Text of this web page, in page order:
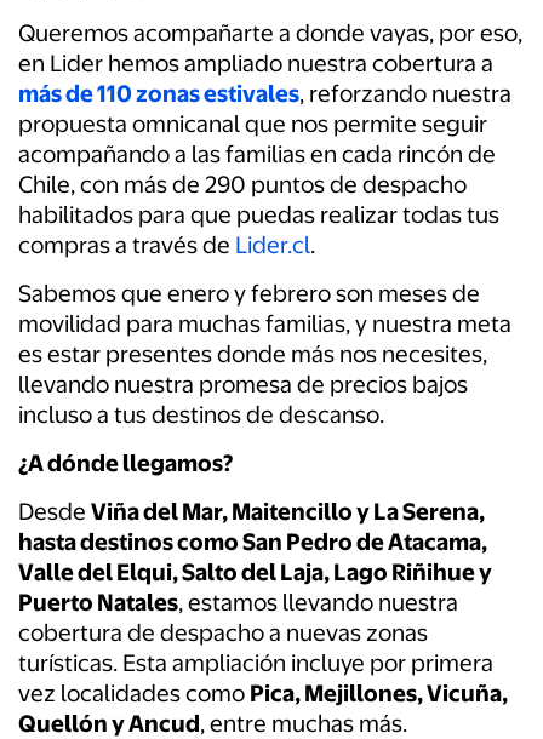
Queremos acompañarte a donde vayas, por eso,
en Lider hemos ampliado nuestra cobertura a
más de 110 zonas estivales, reforzando nuestra
propuesta omnicanal que nos permite seguir
acompañando a las familias en cada rincón de
Chile, con más de 290 puntos de despacho
habilitados para que puedas realizar todas tus
compras a través de Lider.cl.
Sabemos que enero y febrero son meses de
movilidad para muchas familias, y nuestra meta
es estar presentes donde más nos necesites,
llevando nuestra promesa de precios bajos
incluso a tus destinos de descanso.
¿A dónde llegamos?
Desde Viña del Mar, Maitencillo y La Serena,
hasta destinos como San Pedro de Atacama,
Valle del Elqui, Salto del Laja, Lago Riñihue y
Puerto Natales, estamos llevando nuestra
cobertura de despacho a nuevas zonas
turísticas. Esta ampliación incluye por primera
vez localidades como Pica, Mejillones, Vicuña,
Quellón y Ancud, entre muchas más.